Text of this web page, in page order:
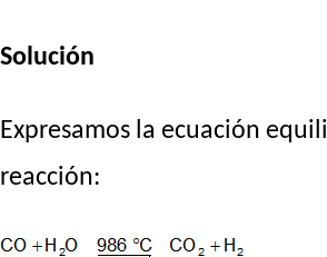
Solución
Expresamos la ecuación
reacción: